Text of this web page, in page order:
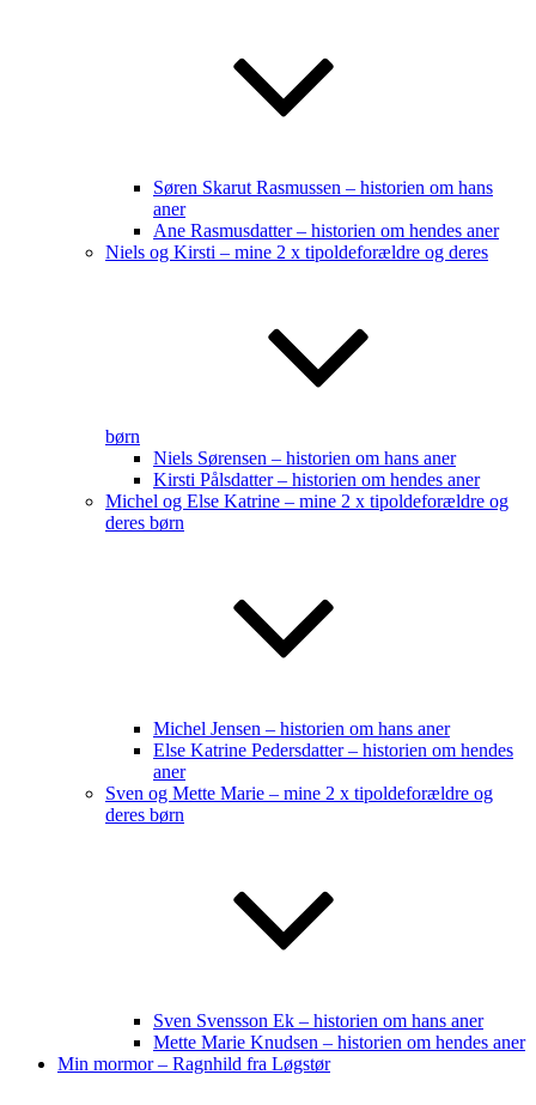
Søren Skarut Rasmussen – historien om hans
aner
Ane Rasmusdatter – historien om hendes aner
Niels og Kirsti – mine 2 x tipoldeforældre og deres
børn
Niels Sørensen – historien om hans aner
Kirsti Pålsdatter – historien om hendes aner
Michel og Else Katrine – mine 2 x tipoldeforældre og
deres børn
Michel Jensen – historien om hans aner
Else Katrine Pedersdatter – historien om hendes
aner
Sven og Mette Marie – mine 2 x tipoldeforældre og
deres børn
Sven Svensson Ek – historien om hans aner
Mette Marie Knudsen – historien om hendes aner
Min mormor – Ragnhild fra Løgstør